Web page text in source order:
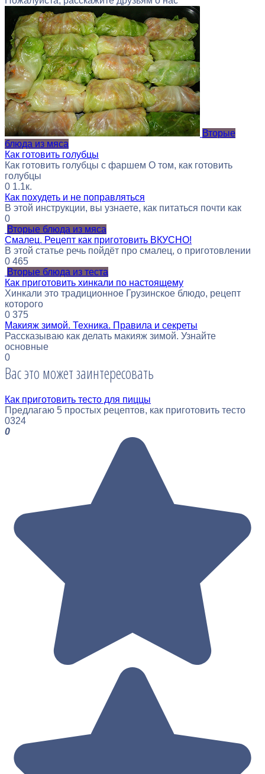
Вторые
блюда из мяса
Как готовить голубцы
Как готовить голубцы с фаршем О том, как готовить
голубцы
0 1.1к.
Как похудеть и не поправляться
В этой инструкции, вы узнаете, как питаться почти как
0
Вторые блюда из мяса
Смалец. Рецепт как приготовить ВКУСНО!
В этой статье речь пойдёт про смалец, о приготовлении
0 465
Вторые блюда из теста
Как приготовить хинкали по настоящему
Хинкали это традиционное Грузинское блюдо, рецепт
которого
0 375
Макияж зимой. Техника. Правила и секреты
Рассказываю как делать макияж зимой. Узнайте
основные
0
Вас это может заинтересовать
Как приготовить тесто для пиццы
Предлагаю 5 простых рецептов, как приготовить тесто
0324
0